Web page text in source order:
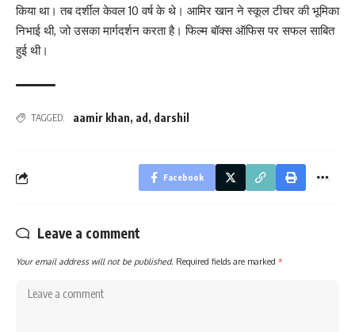
किया था। तब दर्शील केवल 10 वर्ष के थे। आमिर खान ने स्कूल टीचर की भूमिका
निभाई थी, जो उसका मार्गदर्शन करता है। फिल्म बॉक्स ऑफिस पर सफल साबित
हुई थी।
TAGGED: aamir khan, ad, darshil
Facebook
Leave a comment
Your email address will not be published. Required fields are marked *